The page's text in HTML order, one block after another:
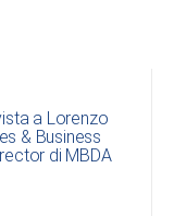
a Lorenzo
& Business
di MBDA